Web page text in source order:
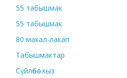
55 табышмак
55 табышмак
80 макал-лакап
Табышмактар
Сүйлөбөс кыз